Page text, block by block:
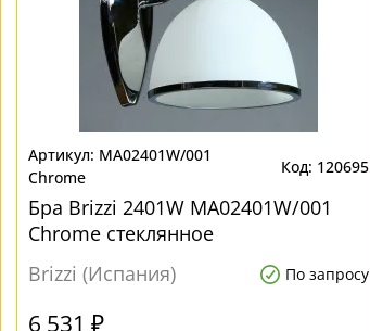
MA02401W/001
Chrome
120695
Бра Brizzi 2401W MA02401W/001
Chrome стеклянное
Brizzi (Испания)
По запросу
6 531 ₽